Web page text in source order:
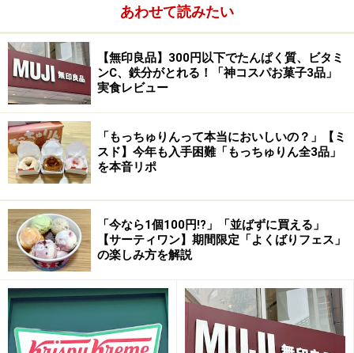
ースなど、味わいもそれぞれ異なったアソートです。ど
れにしようか迷う楽しさもあり、少しずつ切り分けて
色々な味をみんなで分けながら一緒に味わうのも、クリ
スマスパーティが盛り上がりそうです。
音楽は「サンタが街にやってくる」からインスピレーシ
あわせて読みたい
【無印良品】300円以下でたんぱく質、ビタミ
ンC、鉄分がとれる！「神コスパお菓子3品」
実食レビュー
「もっちゅりんって本当においしいの？」【ミ
スド】今年も入手困難「もっちゅりん全3品」
を本音リポ
「今なら1個100円!?」「並ばずに買える」
【サーティワン】期間限定「よくばりフェス」
の楽しみ方を解説